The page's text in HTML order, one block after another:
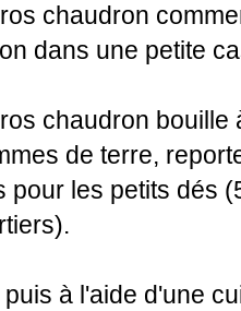
chaudron
dans une petite
chaudron bouille
de terre,
pour les petits dés
à l'aide d'une